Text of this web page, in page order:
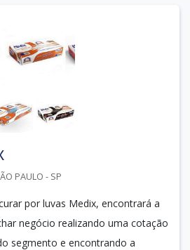
PAULO - SP
por luvas Medix, encontrará a
negócio realizando uma cotação
segmento e encontrando a